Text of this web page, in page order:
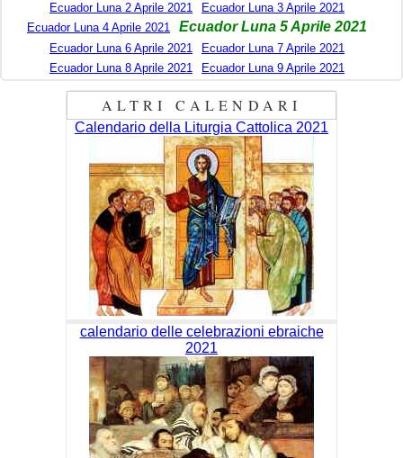
Ecuador Luna 2 Aprile 2021
Ecuador Luna 3 Aprile 2021
Ecuador Luna 4 Aprile 2021
Ecuador Luna 5 Aprile 2021
Ecuador Luna 6 Aprile 2021
Ecuador Luna 7 Aprile 2021
Ecuador Luna 8 Aprile 2021
Ecuador Luna 9 Aprile 2021
ALTRI CALENDARI
Calendario della Liturgia Cattolica 2021
calendario delle celebrazioni ebraiche
2021